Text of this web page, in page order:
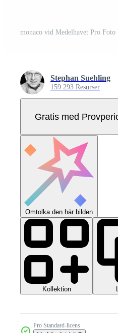
monaco vid Medelhavet Pro Foto
Stephan Suehling
159 293 Resurser
Gratis med
Omtolka den här bilden
Kollektion
Pro Standard-licens